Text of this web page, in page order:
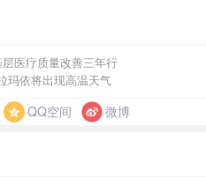
医疗质量改善三年行
玛依将出现高温天气
QQ空间 微博